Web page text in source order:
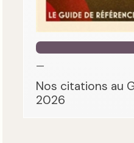
—
Nos citations au
2026